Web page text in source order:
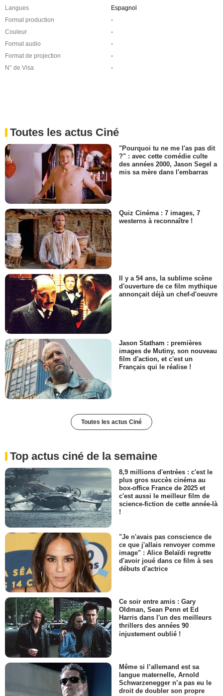
Langues
Espagnol
Format production
-
Couleur
-
Format audio
-
Format de projection
-
N° de Visa
-
Toutes les actus Ciné
"Pourquoi tu ne me l'as pas dit
?" : avec cette comédie culte
des années 2000, Jason Segel a
mis sa mère dans l'embarras
Quiz Cinéma : 7 images, 7
westerns à reconnaître !
Il y a 54 ans, la sublime scène
d'ouverture de ce film mythique
annonçait déjà un chef-d'oeuvre
Jason Statham : premières
images de Mutiny, son nouveau
film d'action, et c'est un
Français qui le réalise !
Toutes les actus Ciné
Top actus ciné de la semaine
8,9 millions d'entrées : c'est le
plus gros succès cinéma au
box-office France de 2025 et
c'est aussi le meilleur film de
science-fiction de cette année-là
!
"Je n'avais pas conscience de
ce que j'allais renvoyer comme
image" : Alice Belaïdi regrette
d'avoir joué dans ce film à ses
débuts d'actrice
Ce soir entre amis : Gary
Oldman, Sean Penn et Ed
Harris dans l'un des meilleurs
thrillers des années 90
injustement oublié !
Même si l’allemand est sa
langue maternelle, Arnold
Schwarzenegger n’a pas eu le
droit de doubler son propre